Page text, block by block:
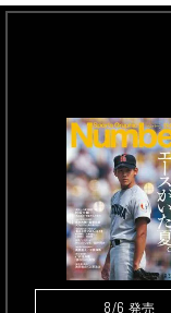
8/6 発売